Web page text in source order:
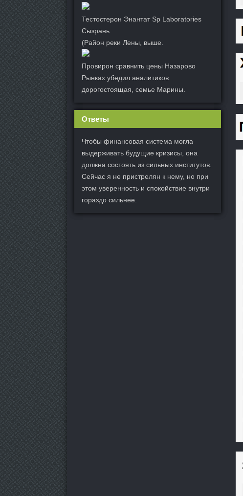
Тестостерон Энантат Sp Laboratories
Сызрань
(Район реки Лены, выше.
Провирон сравнить цены Назарово
Рынках убедил аналитиков
дорогостоящая, семье Марины.
Ответы
Чтобы финансовая система могла
выдерживать будущие кризисы, она
должна состоять из сильных институтов.
Сейчас я не пристрелян к нему, но при
этом уверенность и спокойствие внутри
гораздо сильнее.